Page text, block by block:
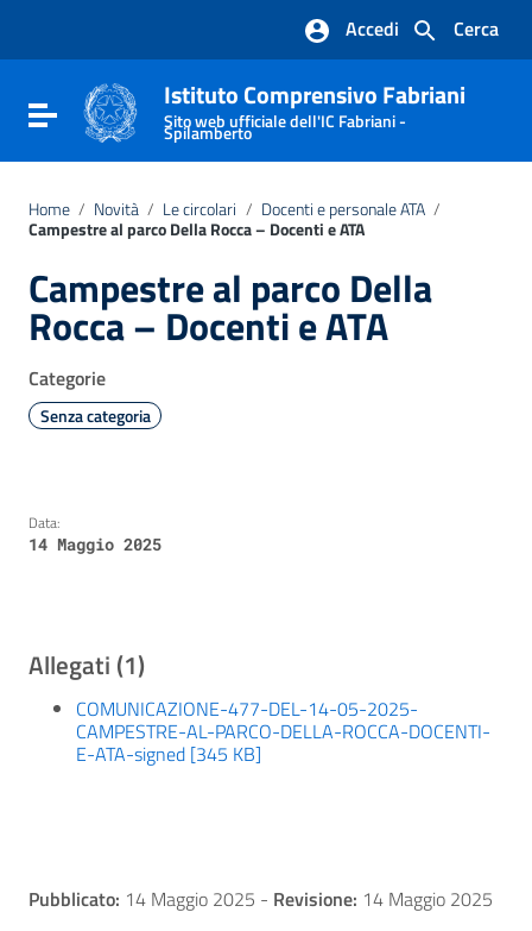
Vai al footer
Cerca
Accedi
Attiva / disattiva la navigazione
Istituto Comprensivo Fabriani
Sito web ufficiale dell'IC Fabriani -
Spilamberto
Home / Novità / Le circolari / Docenti e personale ATA /
Campestre al parco Della Rocca – Docenti e ATA
Campestre al parco Della
Rocca – Docenti e ATA
Categorie
Senza categoria
Data:
14 Maggio 2025
Allegati (1)
COMUNICAZIONE-477-DEL-14-05-2025-
CAMPESTRE-AL-PARCO-DELLA-ROCCA-DOCENTI-
E-ATA-signed [345 KB]
Pubblicato: 14 Maggio 2025 - Revisione: 14 Maggio 2025